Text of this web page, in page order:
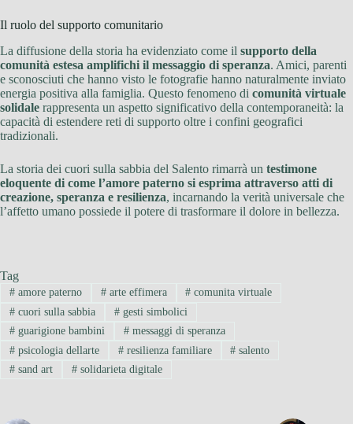
Il ruolo del supporto comunitario
La diffusione della storia ha evidenziato come il supporto della
comunità estesa amplifichi il messaggio di speranza. Amici, parenti
e sconosciuti che hanno visto le fotografie hanno naturalmente inviato
energia positiva alla famiglia. Questo fenomeno di comunità virtuale
solidale rappresenta un aspetto significativo della contemporaneità: la
capacità di estendere reti di supporto oltre i confini geografici
tradizionali.
La storia dei cuori sulla sabbia del Salento rimarrà un testimone
eloquente di come l’amore paterno si esprima attraverso atti di
creazione, speranza e resilienza, incarnando la verità universale che
l’affetto umano possiede il potere di trasformare il dolore in bellezza.
Tag
#amore paterno #arte effimera # comunita virtuale
#cuori sulla sabbia #gesti simbolici
#guarigione bambini #messaggi di speranza
#psicologia dellarte #resilienza familiare # salento
#sand art #solidarieta digitale